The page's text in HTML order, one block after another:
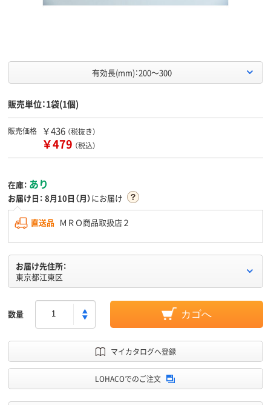
有効長(mm)：200～300
販売単位：1袋(1個)
販売価格 ￥436 （税抜き）
￥479 （税込）
在庫： あり
お届け日： 8月10日（月）にお届け
直送品 ＭＲＯ商品取扱店２
お届け先住所：
東京都江東区
数量 カゴへ
マイカタログへ登録
LOHACOでのご注文